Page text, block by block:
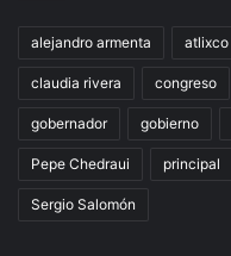
alejandro armenta atlixco
claudia rivera congreso
gobernador gobierno
Pepe Chedraui principal
Sergio Salomón